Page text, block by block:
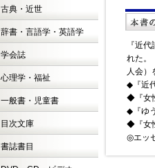
古典・近世
辞書・言語学・英語学
学会誌
心理学・福祉
一般書・児童書
目次文庫
書誌書目
『近
れた。
人会）
◆『近
◆『女
◆『ゆ
◆『女
◎エッ